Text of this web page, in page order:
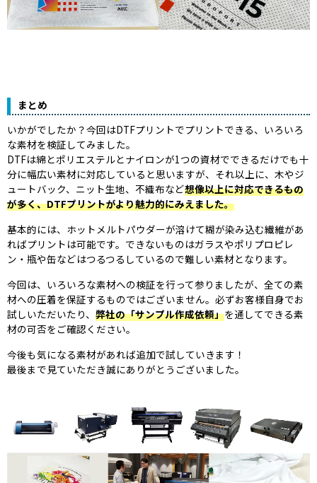
まとめ
いかがでしたか？今回はDTFプリントでプリントできる、いろいろ
な素材を検証してみました。
DTFは綿とポリエステルとナイロンが1つの資材でできるだけでも十
分に幅広い素材に対応していると思いますが、それ以上に、木やジ
ュートバック、ニット生地、不織布など想像以上に対応できるもの
が多く、DTFプリントがより魅力的にみえました。
基本的には、ホットメルトパウダーが溶けて糊が染み込む繊維があ
ればプリントは可能です。できないものはガラスやポリプロピレ
ン・瓶や缶などはつるつるしているので難しい素材となります。
今回は、いろいろな素材への検証を行って参りましたが、全ての素
材への圧着を保証するものではございません。必ずお客様自身でお
試しいただいたり、 弊社の「サンプル作成依頼」を通してできる素
材の可否をご確認ください。
今後も気になる素材があれば追加で試していきます！
最後まで見ていただき誠にありがとうございました。